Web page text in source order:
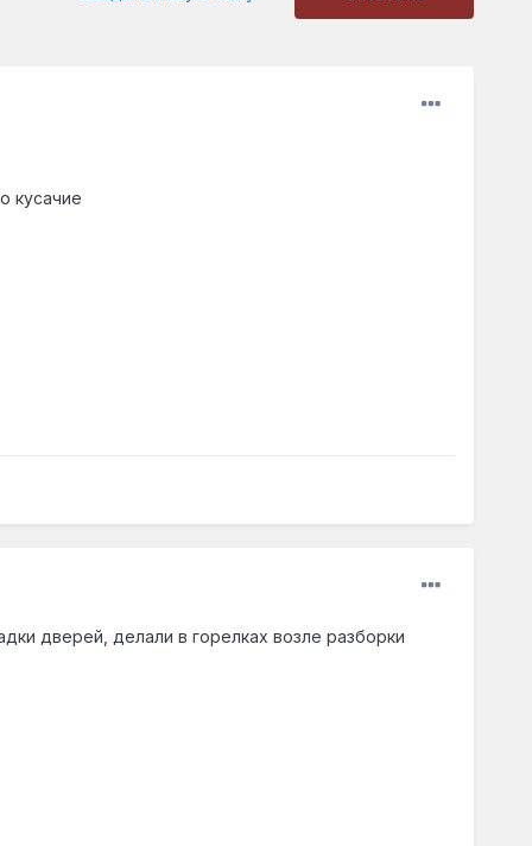
кусачие
дверей, делали в горелках возле разборки